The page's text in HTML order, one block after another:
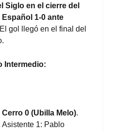
Siglo en el cierre del
1-0 ante
gol llegó en el final del
Intermedio:
0 (Ubilla Melo).
Asistente 1: Pablo